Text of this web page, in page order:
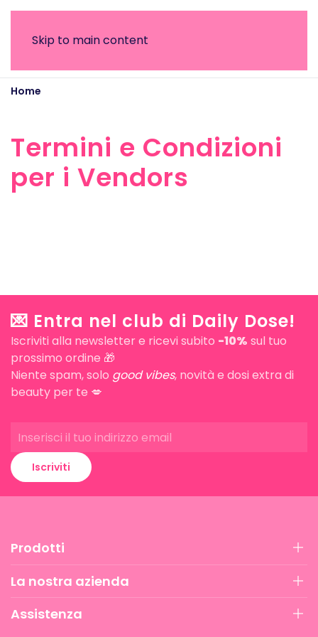
Skip to main content
Home
Termini e Condizioni
per i Vendors
💌 Entra nel club di Daily Dose!
Iscriviti alla newsletter e ricevi subito -10% sul tuo
prossimo ordine 🎁
Niente spam, solo good vibes, novità e dosi extra di
beauty per te 💋
Iscriviti
Prodotti
La nostra azienda
Assistenza